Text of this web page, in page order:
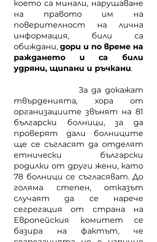
което са минали, нарушаване
на правото им на
поверителност на лична
информация, били са
обиждани, дори и по време на
раждането и са били
удряни, щипани и ръчкани.
твърденията, хора от
организациите звънят на 81
български болници, за да
проверят дали болниците
ще се съгласят да отделят
етнически български
родилки от други жени, като
78 болници се съгласяват. До
голяма степен, отказът
случаят да се нарече
сегрегация от страна на
Европейския комитет се
базира на фактът, че